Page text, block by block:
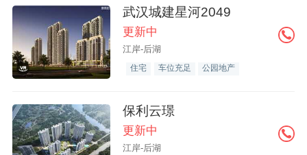
武汉城建星河2049
更新中
江岸-后湖
住宅 车位充足 公园地产
保利云璟
更新中
江岸-后湖